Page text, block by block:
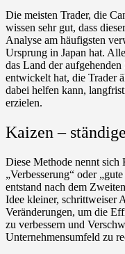
Die meisten Trader, die
wissen sehr gut, dass
Analyse am häufigsten
Ursprung in Japan hat.
das Land der
entwickelt hat, die Trader
dabei helfen kann,
erzielen.
Kaizen –
Diese Methode nennt sich
„Verbesserung“ oder
entstand nach dem
Idee kleiner, schrittweiser
Veränderungen, um die
zu verbessern und
Unternehmensumfeld zu